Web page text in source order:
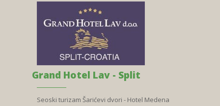
Grand Hotel Lav - Split
Seoski turizam Šarićevi dvori - Hotel Medena